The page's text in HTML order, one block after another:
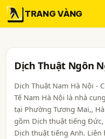
TRANG VÀNG
Dịch Thuật Ngôn
Dịch Thuật Nam Hà Nội -
Tế Nam Hà Nội là nhà
tại Phường Tương Mai,,
gồm Dịch thuật tiếng
Dịch thuật tiếng Anh. Liên